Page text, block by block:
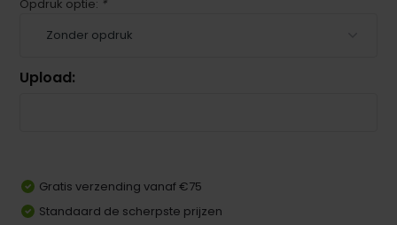
Opdruk optie: *
Upload:
Gratis verzending vanaf €75
Standaard de scherpste prijzen